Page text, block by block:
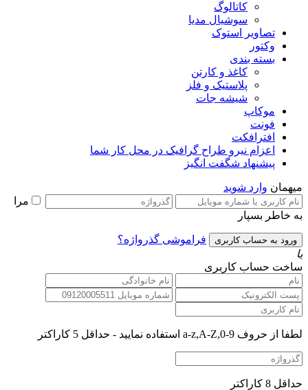
کاتالوگ
سوشیال مدیا
تصاویر استوک
وکتور
بسته بندی
کاغذ و کارتن
پلاستیک و فلز
شیشه جات
موکاپ
فونت
افترافکت
اعزام نیرو طراح گرافیک در محل کار شما
پیشنهاد شگفت انگیز
میهمان وارد شوید
مرا
به خاطر بسپار
فراموشی گذرواژه؟
یا
ساخت حساب کاربری
لطفا از حروف a-z,A-Z,0-9 استفاده نمایید - حداقل 5 کاراکتر
حداقل 8 کاراکتر